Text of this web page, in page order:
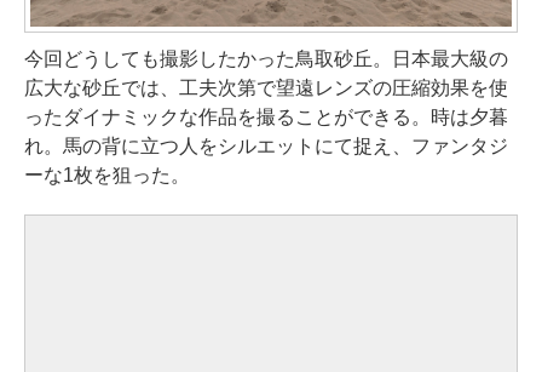
今回どうしても撮影したかった鳥取砂丘。日本最大級の
広大な砂丘では、工夫次第で望遠レンズの圧縮効果を使
ったダイナミックな作品を撮ることができる。時は夕暮
れ。馬の背に立つ人をシルエットにて捉え、ファンタジ
ーな1枚を狙った。